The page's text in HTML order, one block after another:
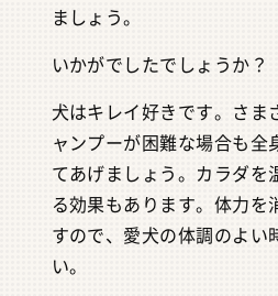
ましょう。
いかがでしたでしょうか？
犬はキレイ好きです。さま
ャンプーが困難な場合も全
てあげましょう。カラダを
る効果もあります。体力を
すので、愛犬の体調のよい
い。